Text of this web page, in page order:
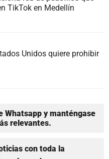
TikTok en Medellín
Unidos quiere prohibir
Whatsapp y manténgase
relevantes.
con toda la